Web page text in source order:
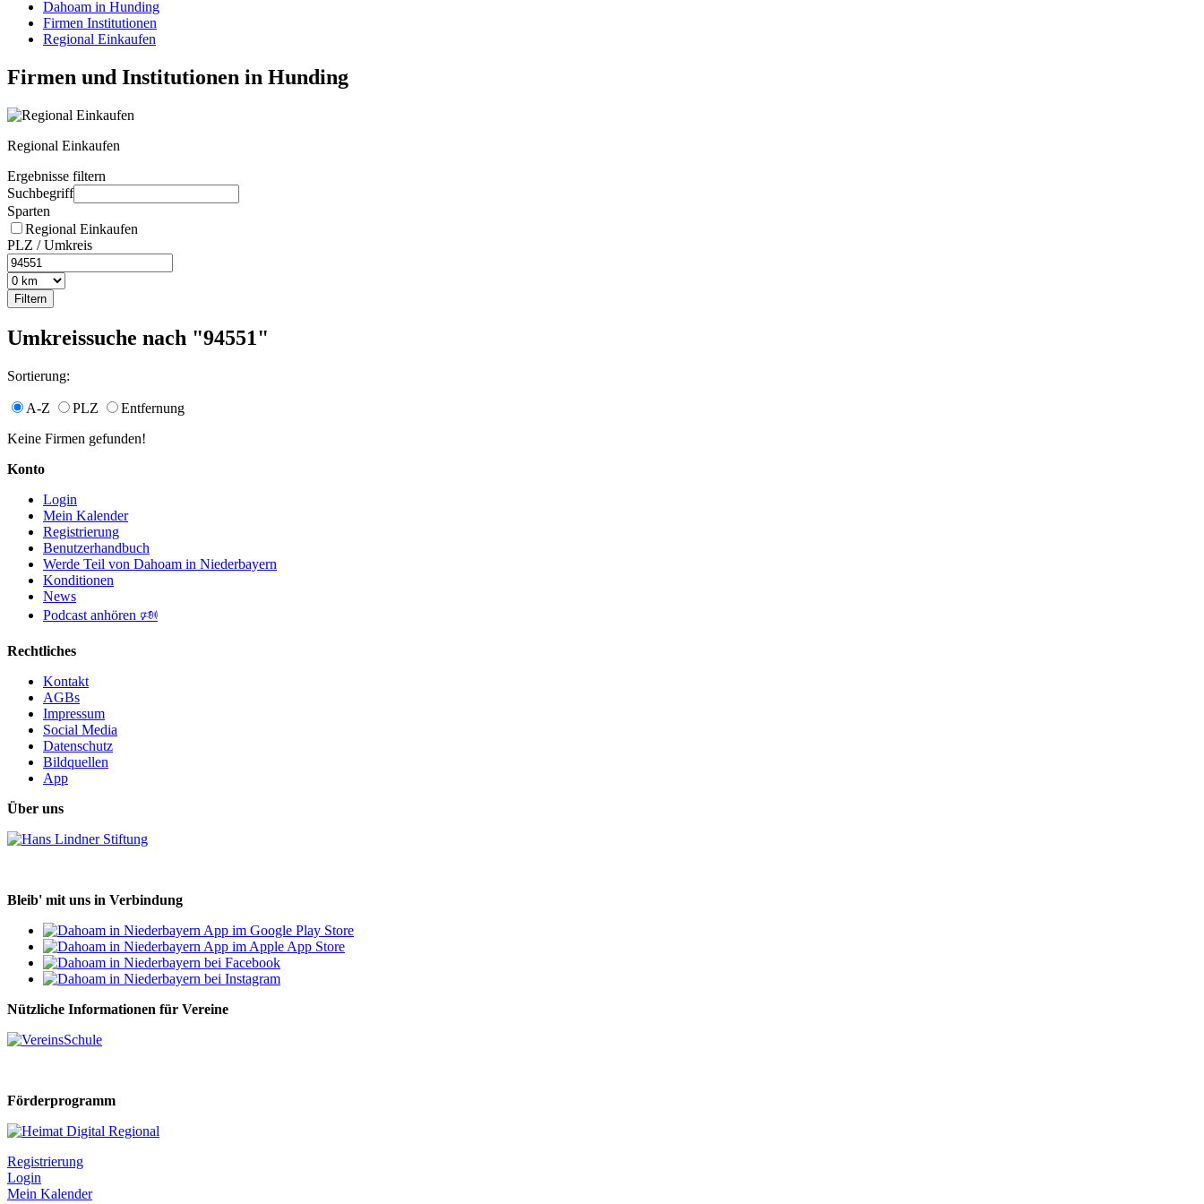
Dahoam in Hunding
Firmen Institutionen
Regional Einkaufen
Firmen und Institutionen in Hunding
Regional Einkaufen
Ergebnisse filtern
Suchbegriff
Sparten
Regional Einkaufen
PLZ / Umkreis
Umkreissuche nach "94551"
Sortierung:
A-Z PLZ
Entfernung
Keine Firmen gefunden!
Konto
Login
Mein Kalender
Registrierung
Benutzerhandbuch
Werde Teil von Dahoam in Niederbayern
Konditionen
News
Podcast anhören 🕬
Rechtliches
Kontakt
AGBs
Impressum
Social Media
Datenschutz
Bildquellen
App
Über uns
Bleib' mit uns in Verbindung
Nützliche Informationen für Vereine
Förderprogramm
Registrierung
Login
Mein Kalender